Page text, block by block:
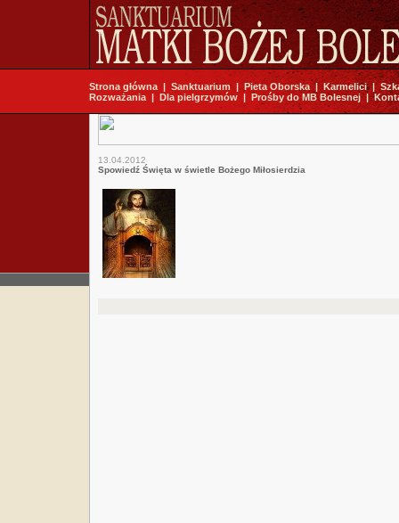
Strona główna | Sanktuarium|Pieta Oborska|Karmelici|
Rozważania | Dla pielgrzymów | Prośby do MB Bolesnej|
13.04.2012
Spowiedź Święta w świetle Bożego Miłosierdzia